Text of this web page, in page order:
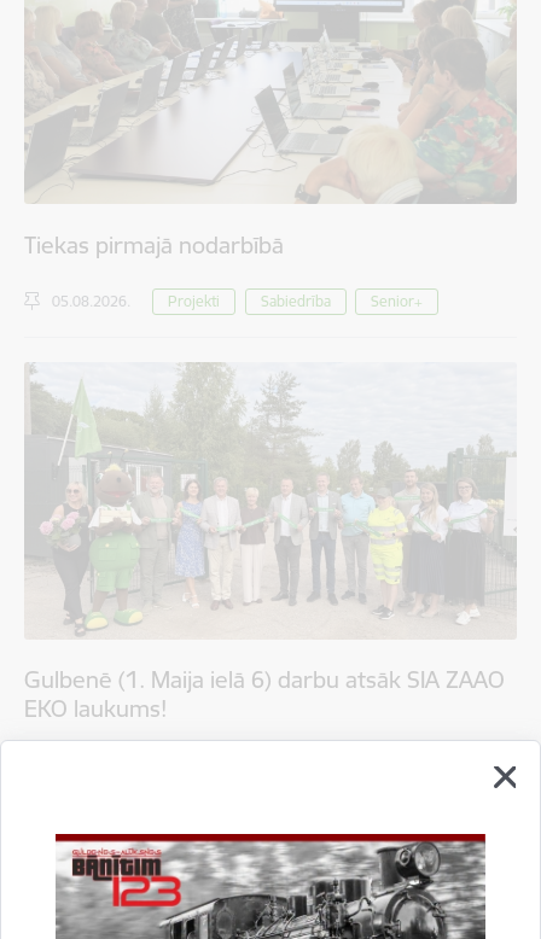
Tiekas pirmajā nodarbībā
05.08.2026. Projekti Sabiedrība Senior+
Gulbenē (1. Maija ielā 6) darbu atsāk SIA ZAAO
EKO laukums!